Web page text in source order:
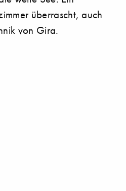
überrascht, auch
von Gira.